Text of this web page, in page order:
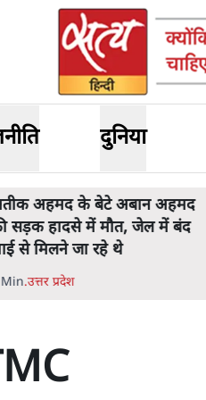
दुनिया
अहमद के बेटे अबान अहमद
सड़क हादसे में मौत, जेल में बंद
से मिलने जा रहे थे
.उत्तर प्रदेश